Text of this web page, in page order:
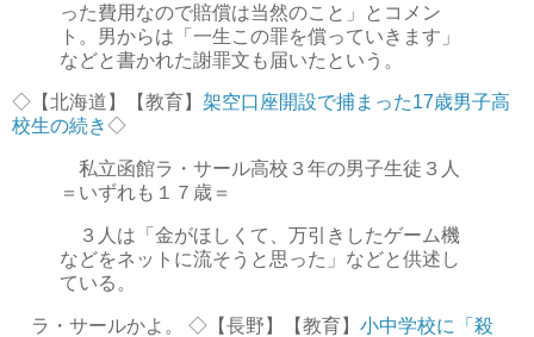
った費用なので賠償は当然のこと」とコメン
ト。男からは「一生この罪を償っていきます」
などと書かれた謝罪文も届いたという。
◇【北海道】【教育】 架空口座開設で捕まった17歳男子高
校生の続き◇
私立函館ラ・サール高校３年の男子生徒３人
＝いずれも１７歳＝
３人は「金がほしくて、万引きしたゲーム機
などをネットに流そうと思った」などと供述し
ている。
ラ・サールかよ。 ◇【長野】【教育】 小中学校に「殺